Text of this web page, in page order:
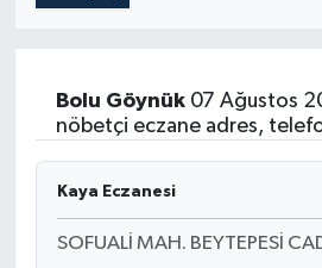
Bolu Göynük07 Ağustos
nöbetçi eczane adres,
Kaya Eczanesi
SOFUALİ MAH. BEYTEPESİ
Genel
Hava Durumu